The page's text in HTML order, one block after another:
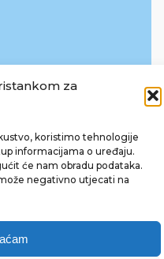
za
koristimo tehnologije
informacijama o uređaju.
će nam obradu podataka.
negativno utjecati na